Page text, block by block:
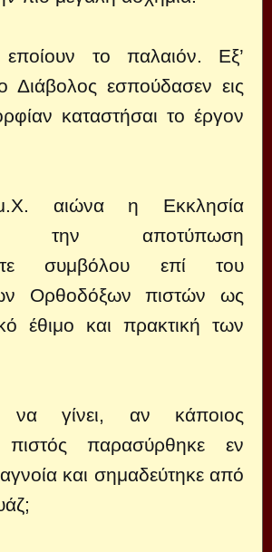
εποίουν το παλαιόν. Εξ’
Διάβολος εσπούδασεν εις
καταστήσαι το έργον
αιώνα η Εκκλησία
την αποτύπωση
συμβόλου επί του
Ορθοδόξων πιστών ως
έθιμο και πρακτική των
να γίνει, αν κάποιος
πιστός παρασύρθηκε εν
και σημαδεύτηκε από